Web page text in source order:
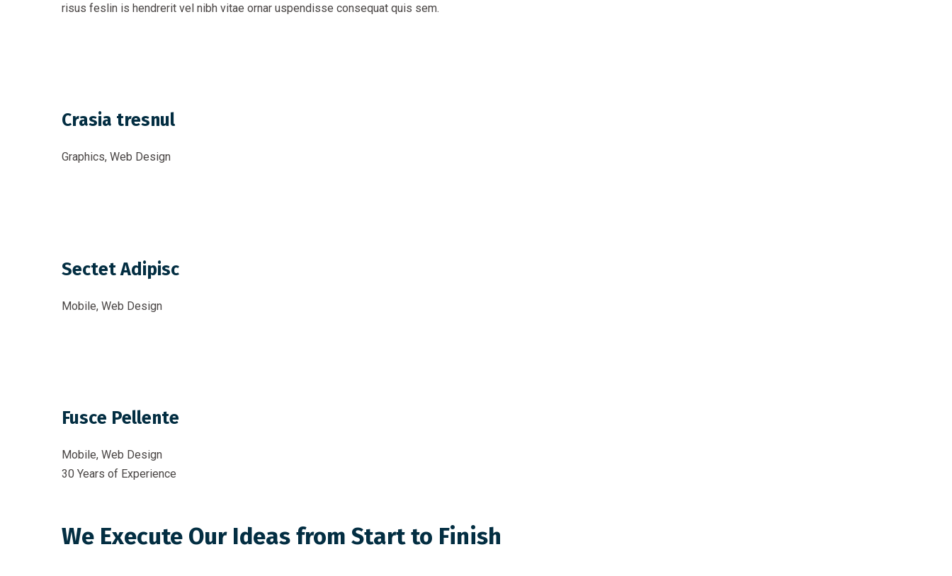
risus feslin is hendrerit vel nibh vitae ornar uspendisse consequat quis sem.
Crasia tresnul
Graphics, Web Design
Sectet Adipisc
Mobile, Web Design
Fusce Pellente
Mobile, Web Design
30 Years of Experience
We Execute Our Ideas from Start to Finish